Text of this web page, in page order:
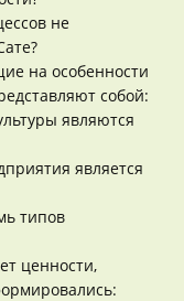
не
на особенности
собой:
являются
является
типов
ценности,